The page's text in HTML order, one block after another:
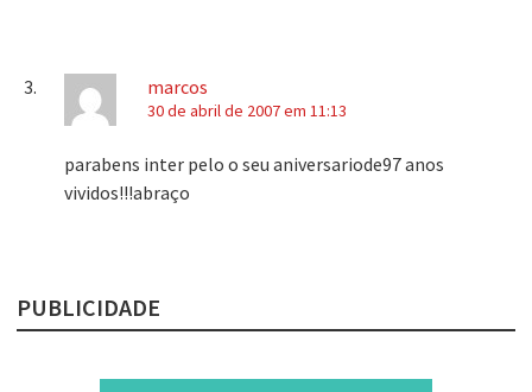
marcos
30 de abril de 2007 em 11:13
parabens inter pelo o seu aniversariode97 anos
vividos!!!abraço
PUBLICIDADE